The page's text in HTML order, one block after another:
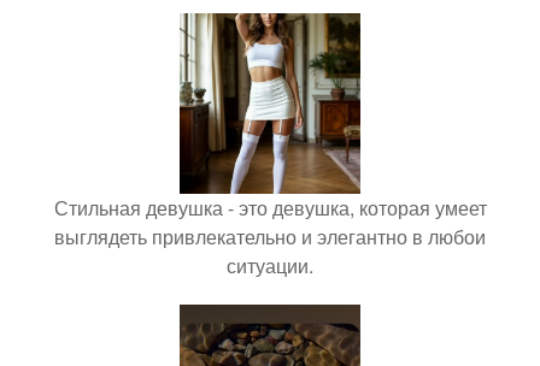
Стильная девушка - это девушка, которая умеет
выглядеть привлекательно и элегантно в любои
ситуации.